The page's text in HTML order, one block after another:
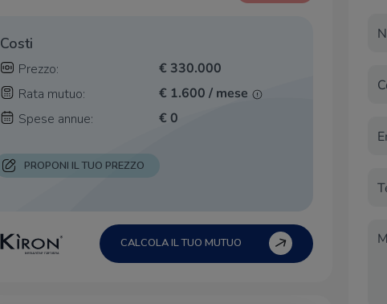
Costi
Prezzo:
€ 330.000
Rata mutuo:
€ 1.600 / mese
Spese annue:
€ 0
PROPONI IL TUO PREZZO
CALCOLA IL TUO MUTUO